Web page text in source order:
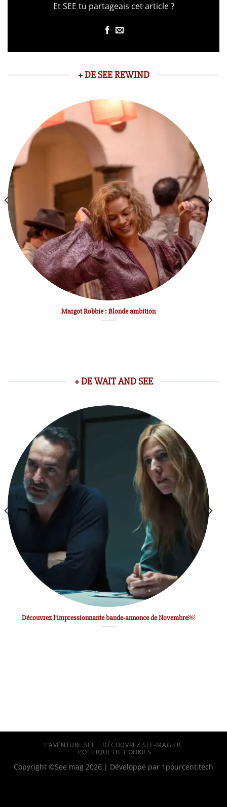
Et SEE tu partageais cet article ?
+ DE SEE REWIND
Margot Robbie : Blonde ambition
+ DE WAIT AND SEE
Découvrez l’impressionnante bande-annonce de Novembre￼
L’AVENTURE SEE
DÉCOUVREZ SEE-MAG.FR
POLITIQUE DE COOKIES
Copyright ©See mag 2026 | Développé par 1pourcent.tech